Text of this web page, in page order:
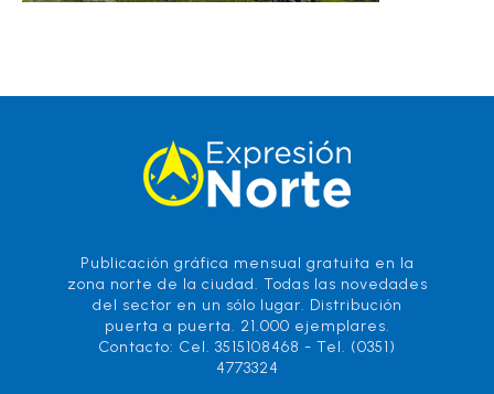
Publicación gráfica mensual gratuita en la
zona norte de la ciudad. Todas las novedades
del sector en un sólo lugar. Distribución
puerta a puerta. 21.000 ejemplares.
Contacto: Cel. 3515108468 - Tel. (0351)
4773324